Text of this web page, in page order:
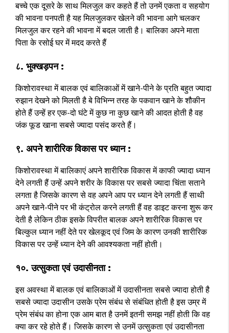
बच्चे एक दूसरे के साथ मिलजुल कर कहते हैं तो उनमें एकता व सहयोग
की भावना पनपती है यह मिलजुलकर खेलने की भावना आगे चलकर
मिलजुल कर रहने की भावना में बदल जाती है। बालिका अपने माता
पिता के रसोई घर में मदद करते हैं
८. भुक्खड़पन :
किशोरावस्था में बालक एवं बालिकाओं में खाने-पीने के प्रति बहुत ज्यादा
रुझान देखने को मिलती है बे विभिन्न तरह के पकवान खाने के शौकीन
होते हैं उन्हें हर एक-दो घंटे में कुछ ना कुछ खाने की आदत होती है वह
जंक फूड खाना सबसे ज्यादा पसंद करते हैं।
९. अपने शारीरिक विकास पर ध्यान :
किशोरावस्था में बालिकाएं अपने शारीरिक विकास में काफी ज्यादा ध्यान
देने लगती हैं उन्हें अपने शरीर के विकास पर सबसे ज्यादा चिंता सताने
लगता है जिसके कारण से वह अपने आप पर ध्यान देने लगती हैं साथी
अपने खाने-पीने पर भी कंट्रोल करने लगती हैं वह डाइट करना शुरू कर
देती है लेकिन ठीक इसके विपरीत बालक अपने शारीरिक विकास पर
बिल्कुल ध्यान नहीं देते पर खेलकूद एवं जिम के कारण उनकी शारीरिक
विकास पर उन्हें ध्यान देने की आवश्यकता नहीं होती।
१०. उत्सुकता एवं उदासीनता :
इस अवस्था में बालक एवं बालिकाओं में उदासीनता सबसे ज्यादा होती है
सबसे ज्यादा उदासीन उसके प्रेम संबंध से संबंधित होती है इस उम्र में
प्रेम संबंध का होना एक आम बात है उनमें इतनी समझ नहीं होती कि वह
क्या कर रहे होते हैं। जिसके कारण से उनमें उत्सुकता एवं उदासीनता